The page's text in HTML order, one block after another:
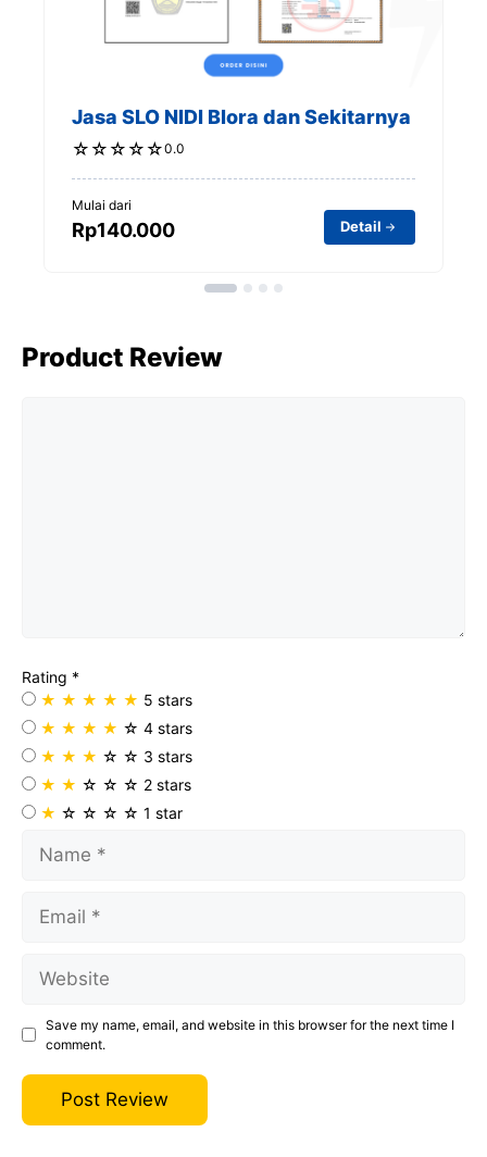
Jasa SLO NIDI Blora dan Sekitarnya
☆ ☆ ☆ ☆ ☆0.0
Mulai dari
Rp140.000 Detail
Product Review
Rating *
★ ★ ★ ★ ★ 5 stars
★ ★ ★ ★ ☆ 4 stars
★ ★ ★ ☆ ☆ 3 stars
★ ★ ☆ ☆ ☆ 2 stars
★ ☆ ☆ ☆ ☆ 1 star
Save my name, email, and website in this browser for the next time I
comment.